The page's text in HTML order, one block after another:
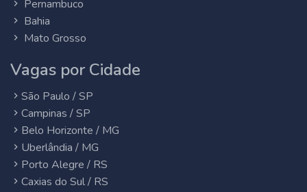
Pernambuco
Bahia
Mato Grosso
Vagas por Cidade
São Paulo / SP
Campinas / SP
Belo Horizonte / MG
Uberlândia / MG
Porto Alegre / RS
Caxias do Sul / RS